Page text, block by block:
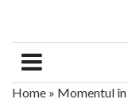
Home » Momentul în